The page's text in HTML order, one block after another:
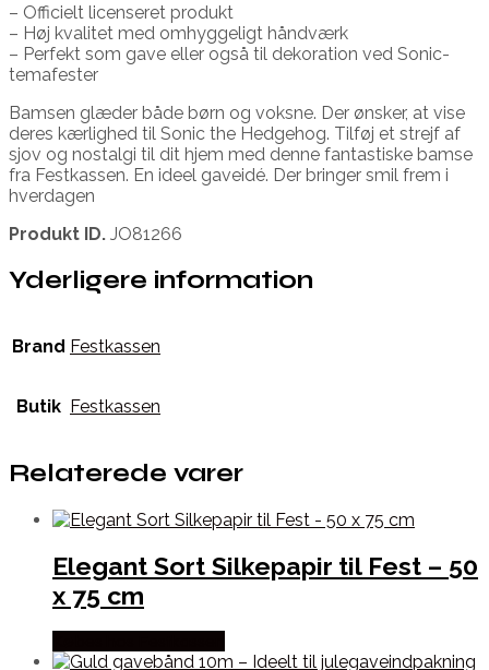
– Officielt licenseret produkt
– Høj kvalitet med omhyggeligt håndværk
– Perfekt som gave eller også til dekoration ved Sonic-
temafester
Bamsen glæder både børn og voksne. Der ønsker, at vise
deres kærlighed til Sonic the Hedgehog. Tilføj et strejf af
sjov og nostalgi til dit hjem med denne fantastiske bamse
fra Festkassen. En ideel gaveidé. Der bringer smil frem i
hverdagen
Produkt ID. JO81266
Yderligere information
Brand Festkassen
Butik Festkassen
Relaterede varer
Elegant Sort Silkepapir til Fest – 50
x 75 cm